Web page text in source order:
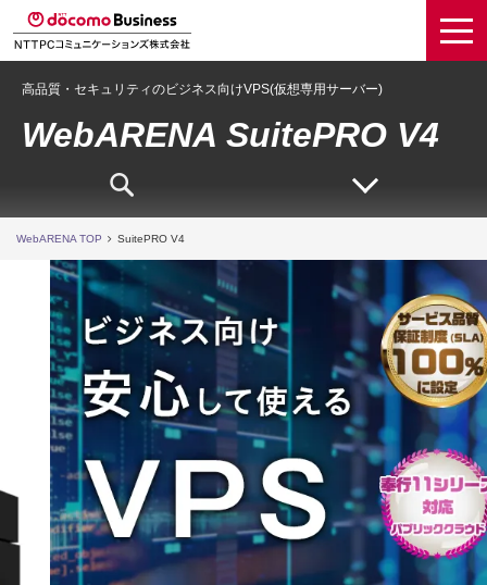
高品質・セキュリティのビジネス向けVPS(仮想専用サーバー)
WebARENA SuitePRO V4
WebARENA TOP SuitePRO V4